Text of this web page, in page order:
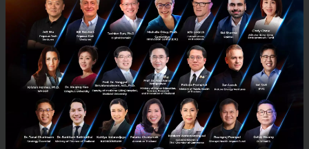
แม้ Snap Inc. อาจยังไม่ได้พิสูจน์ว่ากลยุทธ์นี้จะพาบริษัท
กลับสู่จุดสูงสุดได้หรือไม่ แต่สิ่งที่ชัดเจนคือ การยอมเปลี่ยน
โครงสร้างเพื่อให้ องค์กรใหญ่กลับมาคล่องตัวเหมือน
สตาร์ทอัพอีกครั้ง
อ้างอิง:techcrunch,businessinsider